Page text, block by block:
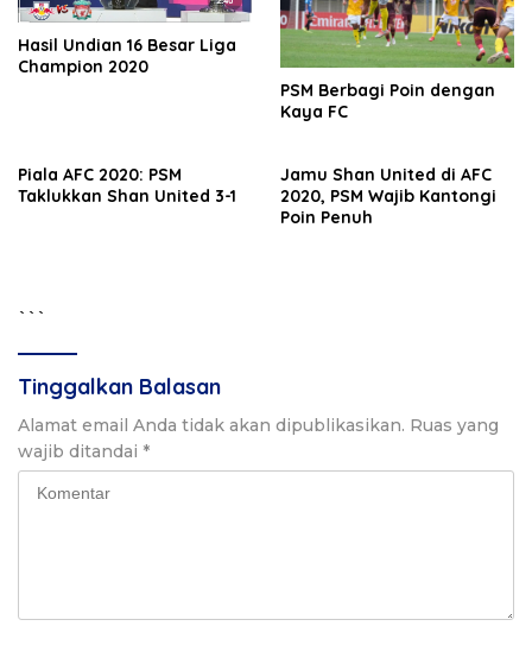
Hasil Undian 16 Besar Liga
Champion 2020
PSM Berbagi Poin dengan
Kaya FC
Piala AFC 2020: PSM
Taklukkan Shan United 3-1
Jamu Shan United di AFC
2020, PSM Wajib Kantongi
Poin Penuh
```
Tinggalkan Balasan
Alamat email Anda tidak akan dipublikasikan. Ruas yang
wajib ditandai *